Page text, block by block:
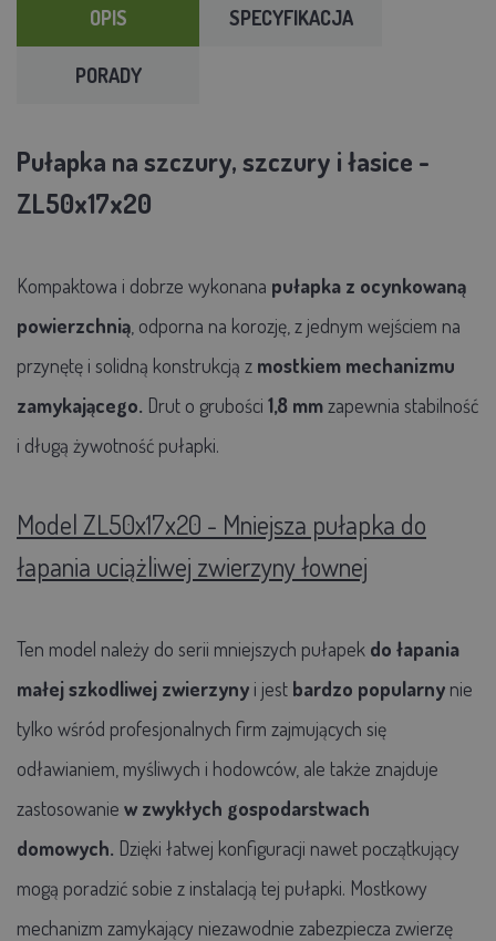
OPIS SPECYFIKACJA
PORADY
Pułapka na szczury, szczury i łasice -
ZL50x17x20
Kompaktowa i dobrze wykonana pułapka z ocynkowaną
powierzchnią , odporna na korozję, z jednym wejściem na
przynętę i solidną konstrukcją z mostkiem mechanizmu
zamykającego. Drut o grubości 1,8 mmzapewnia stabilność
i długą żywotność pułapki.
Model ZL50x17x20 - Mniejsza pułapka do
łapania uciążliwej zwierzyny łownej
Ten model należy do serii mniejszych pułapek do łapania
małej szkodliwej zwierzyny i jest bardzo popularny nie
tylko wśród profesjonalnych firm zajmujących się
odławianiem, myśliwych i hodowców, ale także znajduje
zastosowanie w zwykłych gospodarstwach
domowych. Dzięki łatwej konfiguracji nawet początkujący
mogą poradzić sobie z instalacją tej pułapki. Mostkowy
mechanizm zamykający niezawodnie zabezpiecza zwierzę